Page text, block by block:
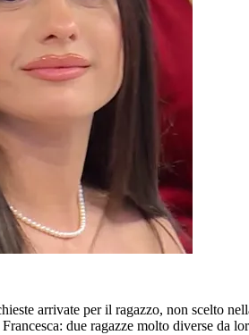
arrivate per il ragazzo, non scelto
due ragazze molto diverse da